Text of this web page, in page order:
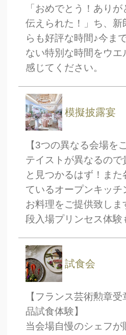
「おめでとう！あり
伝えられた！」ち、
らも好評な時間♪今ま
ない特別な時間をウ
感じてください。
模擬披露宴
【3つの異なる会場を
テイストが異なるので
と見つかるはず！ま
ているオープンキッチ
お料理をご提供致し
段入場プリンセス体験
試食会
【フランス芸術勲章
品試食体験】
当会場自慢のシェフが
TEL.0120-